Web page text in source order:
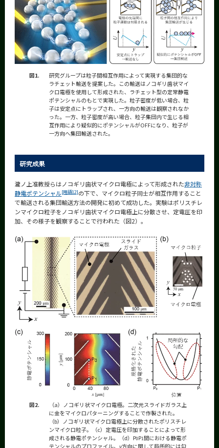
図1.
研究グループは粒子間相互作用によって実現する集団的な
ラチェット輸送を提案した。この輸送はノコギリ歯状マイ
クロ電極を使用して形成された、ラチェット型の定常静電
ポテンシャルのもとで実現した。粒子密度が低い場合、粒
子は安定点にトラップされ、一方向の輸送は観察されなか
った。一方、粒子密度が高い場合、粒子集団内で生じる相
互作用により疑似的にポテンシャルがOFFになり、粒子が
一方向へ集団輸送された。
研究成果
瀧ノ上准教授らはノコギリ歯状マイクロ電極によって形成された非対称
静電ポテンシャル[用語12]の下で、マイクロ粒子同士が相互作用すること
で輸送される集団輸送方法の開発に初めて成功した。実験はポリスチレ
ンマイクロ粒子をノコギリ歯状マイクロ電極上に分散させ、定電圧を印
加、その様子を観察することで行われた（図2）。
図2.
（a）ノコギリ状マイクロ電極。二次元スライドガラス上
に金をマイクロパターニングすることで作製された。
（b）ノコギリ状マイクロ電極上に分散されたポリスチレ
ンマイクロ粒子。（c）定電圧を印加することによって形
成される静電ポテンシャル。（d）P0P1間における静電ポ
テンシャルのプロファイル。 y方向に関して局所的には勾